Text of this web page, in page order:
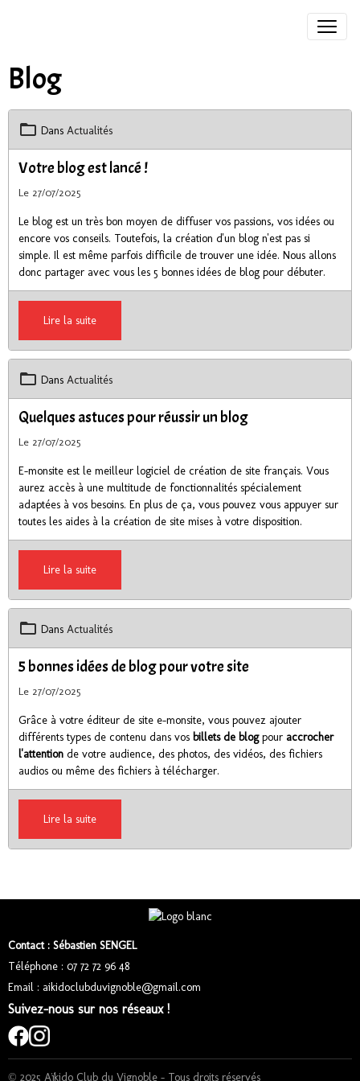
Blog
Dans Actualités
Votre blog est lancé !
Le 27/07/2025
Le blog est un très bon moyen de diffuser vos passions, vos idées ou
encore vos conseils. Toutefois, la création d'un blog n'est pas si
simple. Il est même parfois difficile de trouver une idée. Nous allons
donc partager avec vous les 5 bonnes idées de blog pour débuter.
Lire la suite
Dans Actualités
Quelques astuces pour réussir un blog
Le 27/07/2025
E-monsite est le meilleur logiciel de création de site français. Vous
aurez accès à une multitude de fonctionnalités spécialement
adaptées à vos besoins. En plus de ça, vous pouvez vous appuyer sur
toutes les aides à la création de site mises à votre disposition.
Lire la suite
Dans Actualités
5 bonnes idées de blog pour votre site
Le 27/07/2025
Grâce à votre éditeur de site e-monsite, vous pouvez ajouter
différents types de contenu dans vos billets de blogpour accrocher
l'attention de votre audience, des photos, des vidéos, des fichiers
audios ou même des fichiers à télécharger.
Lire la suite
Contact : Sébastien SENGEL
Téléphone : 07 72 72 96 48
Email : aikidoclubduvignoble@gmail.com
Suivez-nous sur nos réseaux !
© 2025 Aïkido Club du Vignoble – Tous droits réservés